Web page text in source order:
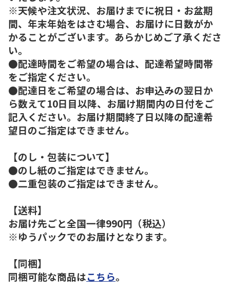
※天候や注文状況、お届けまでに祝日・お盆期
間、年末年始をはさむ場合、お届けに日数がか
かることがございます。あらかじめご了承くださ
い。
●配達時間をご希望の場合は、配達希望時間帯
をご指定ください。
●配達日をご希望の場合は、お申込みの翌日か
ら数えて10日目以降、お届け期間内の日付をご
記入ください。お届け期間終了日以降の配達希
望日のご指定はできません。
【のし・包装について】
●のし紙のご指定はできません。
●二重包装のご指定はできません。
【送料】
お届け先ごと全国一律990円（税込）
※ゆうパックでのお届けとなります。
【同梱】
同梱可能な商品はこちら。